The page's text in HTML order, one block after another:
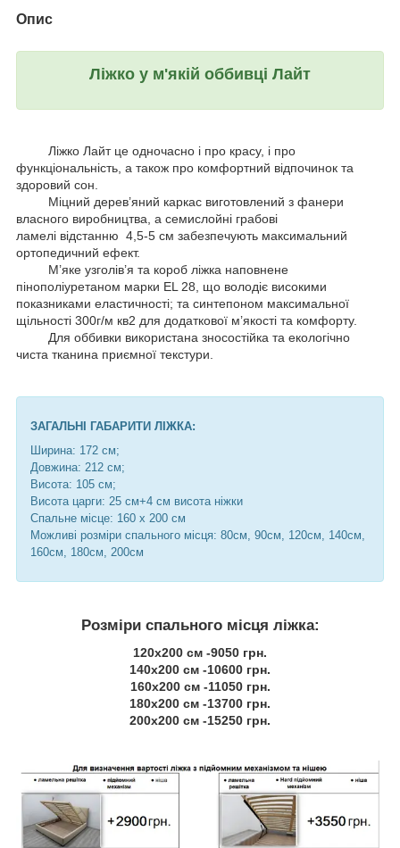
Опис
Ліжко у м'якій оббивці Лайт
Ліжко Лайт це одночасно і про красу, і про
функціональність, а також про комфортний відпочинок та
здоровий сон.
Міцний дерев’яний каркас виготовлений з фанери
власного виробництва, а семислойні грабові
ламелі відстанню 4,5-5 см забезпечують максимальний
ортопедичний ефект.
М’яке узголів’я та короб ліжка наповнене
пінополіуретаном марки EL 28, що володіє високими
показниками еластичності; та синтепоном максимальної
щільності 300г/м кв2 для додаткової м’якості та комфорту.
Для оббивки використана зносостійка та екологічно
чиста тканина приємної текстури.
ЗАГАЛЬНІ ГАБАРИТИ ЛІЖКА:
Ширина: 172 см;
Довжина: 212 см;
Висота: 105 см;
Висота царги: 25 см+4 см висота ніжки
Спальне місце: 160 х 200 см
Можливі розміри спального місця: 80см, 90см, 120см, 140см,
160см, 180см, 200см
Розміри спального місця ліжка:
120х200 см -9050 грн.
140х200 см -10600 грн.
160х200 см -11050 грн.
180х200 см -13700 грн.
200х200 см -15250 грн.